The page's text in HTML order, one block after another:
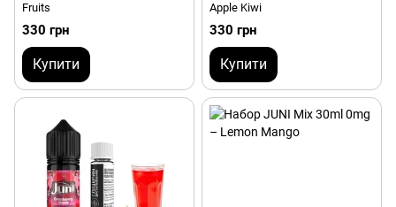
Fruits
330 грн
Купити
Apple Kiwi
330 грн
Купити